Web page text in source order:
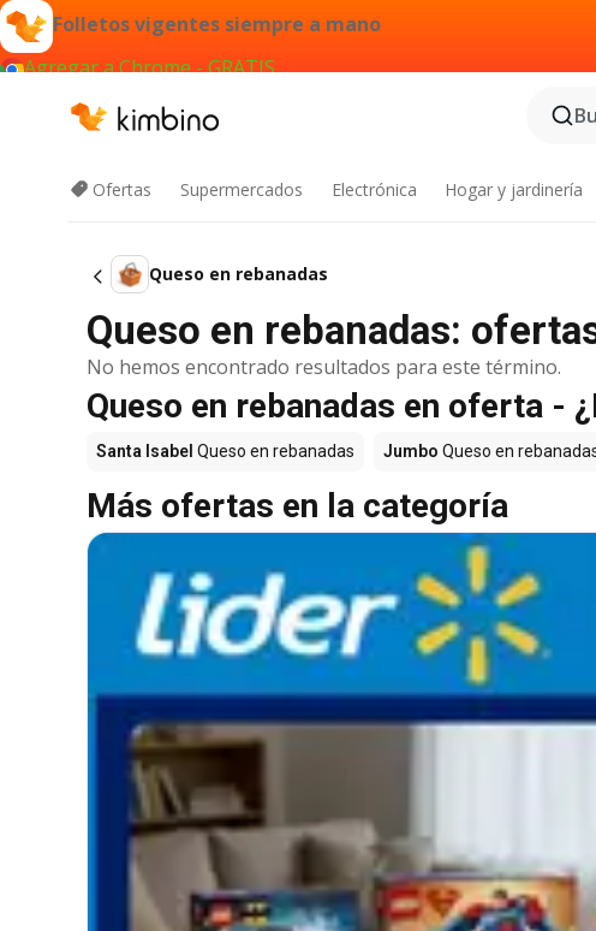
Folletos vigentes siempre a mano
Agregar a Chrome - GRATIS
Ofertas Supermercados Electrónica Hogar y jardinería
Queso en rebanadas
Queso en rebanadas:
No hemos encontrado resultados para este término.
Queso en rebanadas en oferta -
Santa Isabel Queso en rebanadas Jumbo Queso en
Más ofertas en la categoría